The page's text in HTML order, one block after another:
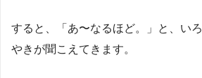
すると、「あ〜なるほど。」と、い
やきが聞こえてきます。